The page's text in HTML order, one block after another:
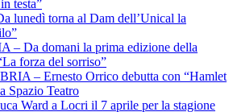
testa”
lunedì torna al Dam dell’Unical la
– Da domani la prima edizione della
forza del sorriso”
– Ernesto Orrico debutta con “Hamlet
Spazio Teatro
Ward a Locri il 7 aprile per la stagione